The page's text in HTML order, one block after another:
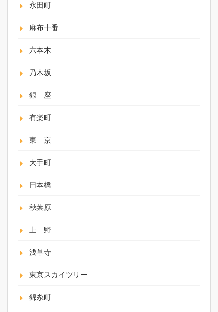
永田町
麻布十番
六本木
乃木坂
銀 座
有楽町
東 京
大手町
日本橋
秋葉原
上 野
浅草寺
東京スカイツリー
錦糸町